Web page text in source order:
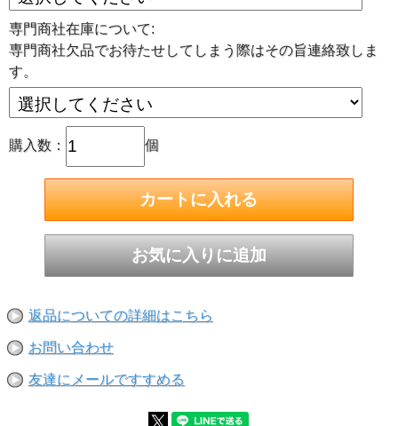
■環状刃物
工具不要ワンタッチで刃物交換が可能です。
使用する刃物サイズに合わせたパイロットピンを刃物に差し
込んでください。
環状穴あけ刃物 最大板厚さ25mm アトラだけでなくアタ
ッチメントを使用して旋盤やマシニングセンターへワンタッ
チで取り付け出来ます。
・最大板厚：25L:25mm
アタッチメントを使用すればボール盤、フライス盤、旋盤、
NC旋盤、マシニングセンタでも使用可能です。
専門商社在庫について:
専門商社欠品でお待たせしてしまう際はその旨連絡致しま
す。
購入数： 個
返品についての詳細はこちら
お問い合わせ
友達にメールですすめる